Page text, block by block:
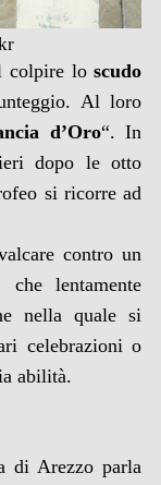
colpire loscudo
Al loro
d’Oro“. In
dopo le otto
si ricorre ad
contro un
lentamente
nella quale si
celebrazioni o
abilità.
di Arezzo parla